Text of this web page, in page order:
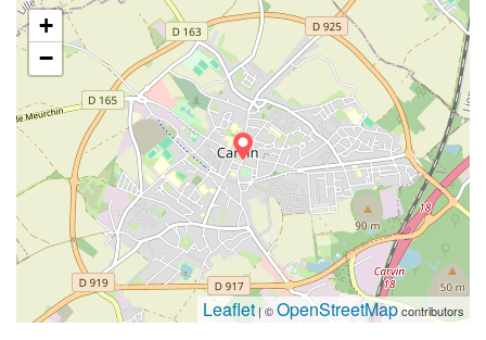
+
−
Leaflet | ©OpenStreetMapcontributors